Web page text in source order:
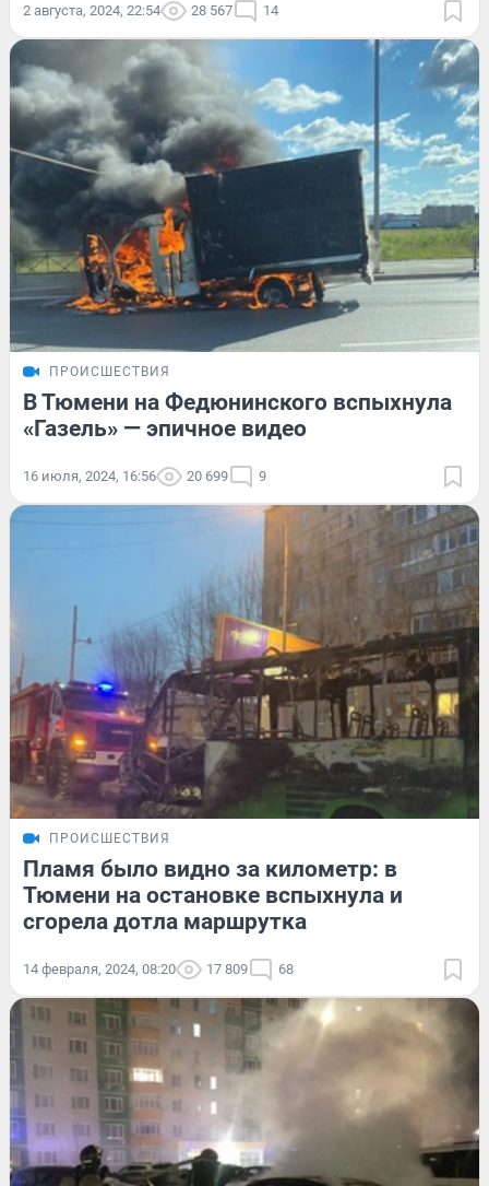
2 августа, 2024, 22:54 28 567 14
ПРОИСШЕСТВИЯ
В Тюмени на Федюнинского вспыхнула
«Газель» — эпичное видео
16 июля, 2024, 16:56 20 699 9
ПРОИСШЕСТВИЯ
Пламя было видно за километр: в
Тюмени на остановке вспыхнула и
сгорела дотла маршрутка
14 февраля, 2024, 08:20 17 809 68